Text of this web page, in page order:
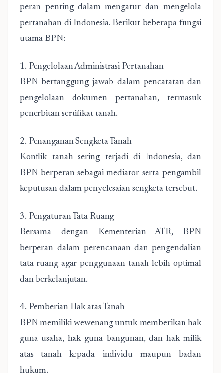
peran penting dalam mengatur dan mengelola
pertanahan di Indonesia. Berikut beberapa fungsi
utama BPN:
1. Pengelolaan Administrasi Pertanahan
BPN bertanggung jawab dalam pencatatan dan
pengelolaan dokumen pertanahan, termasuk
penerbitan sertifikat tanah.
2. Penanganan Sengketa Tanah
Konflik tanah sering terjadi di Indonesia, dan
BPN berperan sebagai mediator serta pengambil
keputusan dalam penyelesaian sengketa tersebut.
3. Pengaturan Tata Ruang
Bersama dengan Kementerian ATR, BPN
berperan dalam perencanaan dan pengendalian
tata ruang agar penggunaan tanah lebih optimal
dan berkelanjutan.
4. Pemberian Hak atas Tanah
BPN memiliki wewenang untuk memberikan hak
guna usaha, hak guna bangunan, dan hak milik
atas tanah kepada individu maupun badan
hukum.